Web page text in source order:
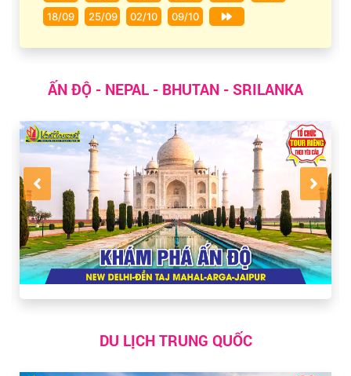
18/09
25/09 02/10 09/10
ẤN ĐỘ - NEPAL - BHUTAN - SRILANKA
DU LỊCH TRUNG QUỐC